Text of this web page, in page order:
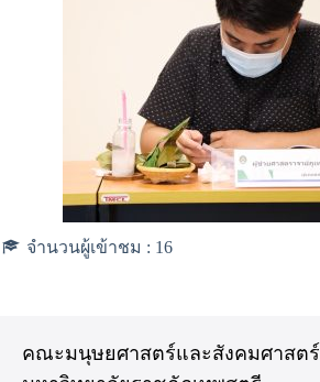
จำนวนผู้เข้าชม : 16
คณะมนุษยศาสตร์และสังคมศาสตร์